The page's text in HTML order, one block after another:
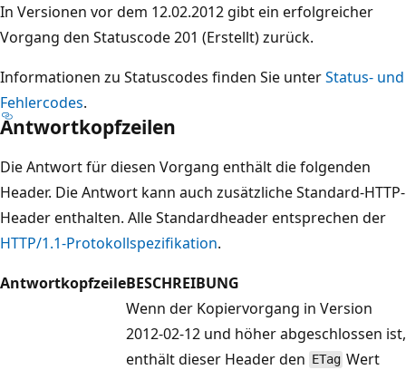
In Versionen vor dem 12.02.2012 gibt ein erfolgreicher
Vorgang den Statuscode 201 (Erstellt) zurück.
Informationen zu Statuscodes finden Sie unterStatus- und
Fehlercodes.
Antwortkopfzeilen
Die Antwort für diesen Vorgang enthält die folgenden
Header. Die Antwort kann auch zusätzliche Standard-HTTP-
Header enthalten. Alle Standardheader entsprechen der
HTTP/1.1-Protokollspezifikation.
AntwortkopfzeileBESCHREIBUNG
Wenn der Kopiervorgang in Version
2012-02-12 und höher abgeschlossen ist,
enthält dieser Header den ETag Wert